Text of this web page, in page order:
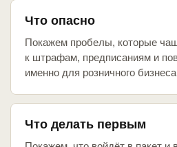
Что опасно
Покажем пробелы, которые
к штрафам, предписаниям и
именно для розничного
Что делать первым